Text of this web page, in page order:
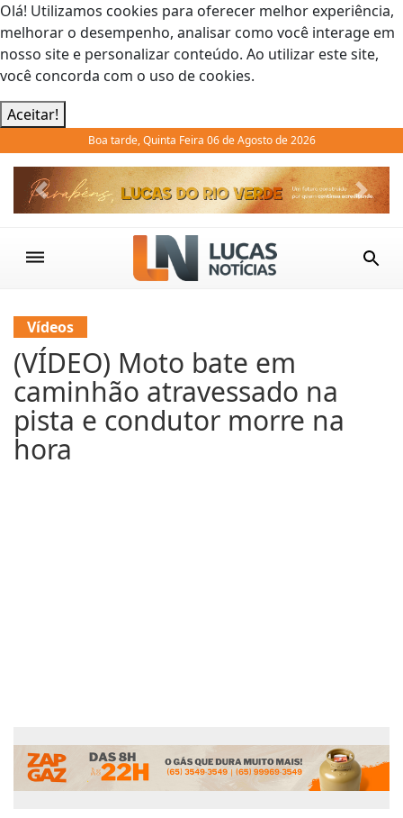
Olá! Utilizamos cookies para oferecer melhor experiência,
melhorar o desempenho, analisar como você interage em
nosso site e personalizar conteúdo. Ao utilizar este site,
você concorda com o uso de cookies.
Aceitar!
Boa tarde, Quinta Feira 06 de Agosto de 2026
Previous Next
Vídeos
(VÍDEO) Moto bate em
caminhão atravessado na
pista e condutor morre na
hora